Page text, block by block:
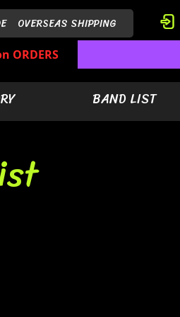
OVERSEAS SHIPPING
ORDERS
BAND LIST